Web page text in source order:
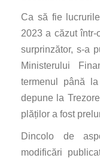
Ca să fie
2023 a căzut
surprinzător, s-a
Ministerului
termenul până
depune la
plăților a fost
Dincolo de
modificări